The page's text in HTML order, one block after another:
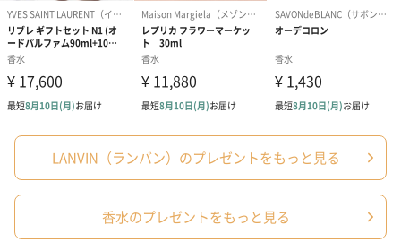
お渡し用の紙袋です。
商品に合わせたサイズをお届けします。
あり（280円）
LANVIN（ランバン）のプレゼントをもっと見る
香水のプレゼントをもっと見る